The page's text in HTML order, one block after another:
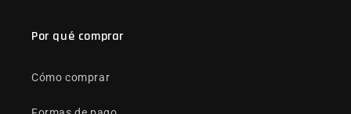
Por qué comprar
Cómo comprar